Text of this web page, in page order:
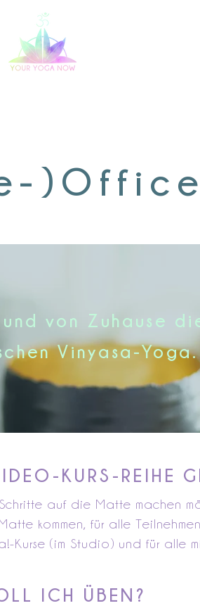
)Office
von Zuhause
Vinyasa-Yoga.
KURS-REIHE
auf die Matte machen
kommen, für alle
Kurse (im Studio) und für alle
ICH ÜBEN?